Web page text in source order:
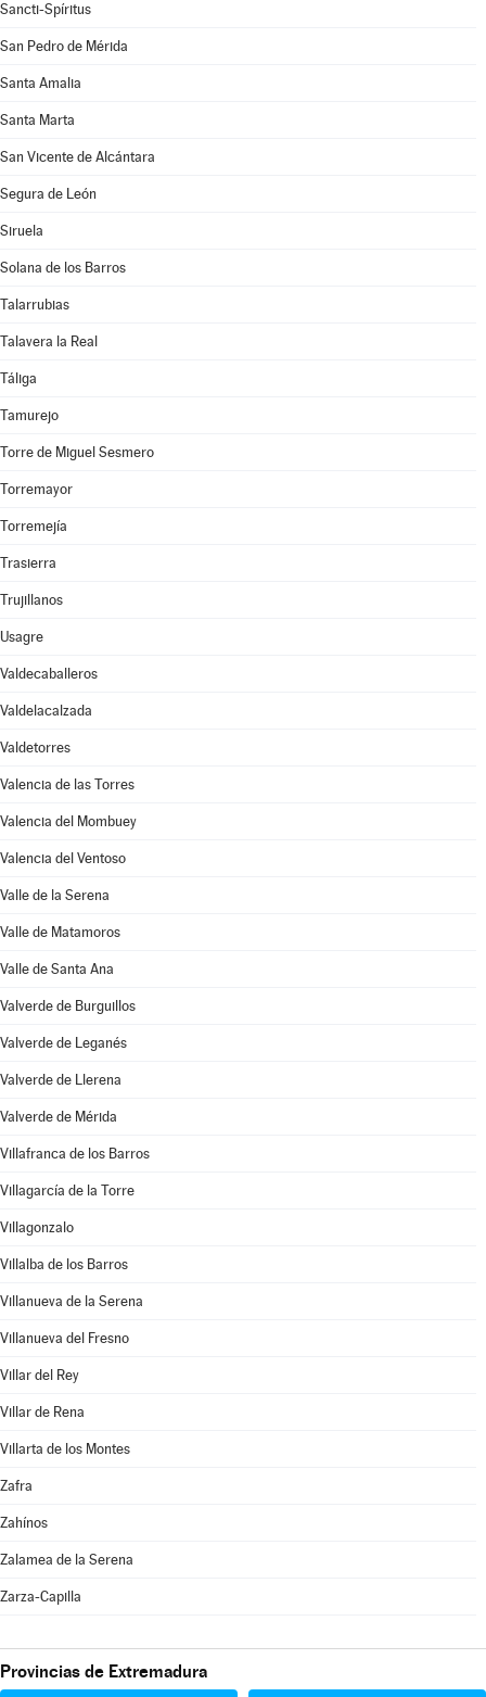
Sancti-Spíritus
San Pedro de Mérida
Santa Amalia
Santa Marta
San Vicente de Alcántara
Segura de León
Siruela
Solana de los Barros
Talarrubias
Talavera la Real
Táliga
Tamurejo
Torre de Miguel Sesmero
Torremayor
Torremejía
Trasierra
Trujillanos
Usagre
Valdecaballeros
Valdelacalzada
Valdetorres
Valencia de las Torres
Valencia del Mombuey
Valencia del Ventoso
Valle de la Serena
Valle de Matamoros
Valle de Santa Ana
Valverde de Burguillos
Valverde de Leganés
Valverde de Llerena
Valverde de Mérida
Villafranca de los Barros
Villagarcía de la Torre
Villagonzalo
Villalba de los Barros
Villanueva de la Serena
Villanueva del Fresno
Villar del Rey
Villar de Rena
Villarta de los Montes
Zafra
Zahínos
Zalamea de la Serena
Zarza-Capilla
Provincias de Extremadura